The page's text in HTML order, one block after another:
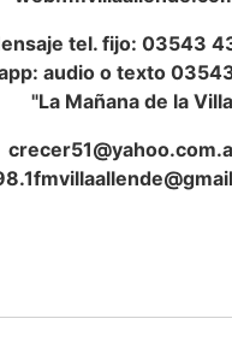
tel. fijo: 03543
audio o texto
"La Mañana de la